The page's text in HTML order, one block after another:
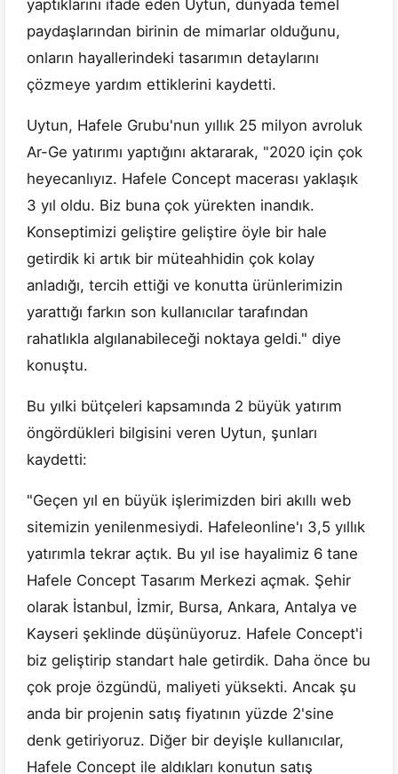
yaptıklarını ifade eden Uytun, dünyada temel
paydaşlarından birinin de mimarlar olduğunu,
onların hayallerindeki tasarımın detaylarını
çözmeye yardım ettiklerini kaydetti.
Uytun, Hafele Grubu'nun yıllık 25 milyon avroluk
Ar-Ge yatırımı yaptığını aktararak, "2020 için çok
heyecanlıyız. Hafele Concept macerası yaklaşık
3 yıl oldu. Biz buna çok yürekten inandık.
Konseptimizi geliştire geliştire öyle bir hale
getirdik ki artık bir müteahhidin çok kolay
anladığı, tercih ettiği ve konutta ürünlerimizin
yarattığı farkın son kullanıcılar tarafından
rahatlıkla algılanabileceği noktaya geldi." diye
konuştu.
Bu yılki bütçeleri kapsamında 2 büyük yatırım
öngördükleri bilgisini veren Uytun, şunları
kaydetti:
"Geçen yıl en büyük işlerimizden biri akıllı web
sitemizin yenilenmesiydi. Hafeleonline'ı 3,5 yıllık
yatırımla tekrar açtık. Bu yıl ise hayalimiz 6 tane
Hafele Concept Tasarım Merkezi açmak. Şehir
olarak İstanbul, İzmir, Bursa, Ankara, Antalya ve
Kayseri şeklinde düşünüyoruz. Hafele Concept'i
biz geliştirip standart hale getirdik. Daha önce bu
çok proje özgündü, maliyeti yüksekti. Ancak şu
anda bir projenin satış fiyatının yüzde 2'sine
denk getiriyoruz. Diğer bir deyişle kullanıcılar,
Hafele Concept ile aldıkları konutun satış